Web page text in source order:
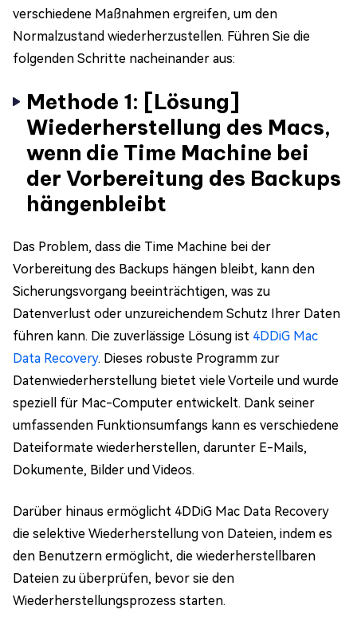
verschiedene Maßnahmen ergreifen, um den
Normalzustand wiederherzustellen. Führen Sie die
folgenden Schritte nacheinander aus:
Methode 1: [Lösung]
Wiederherstellung des Macs,
wenn die Time Machine bei
der Vorbereitung des Backups
hängenbleibt
Das Problem, dass die Time Machine bei der
Vorbereitung des Backups hängen bleibt, kann den
Sicherungsvorgang beeinträchtigen, was zu
Datenverlust oder unzureichendem Schutz Ihrer Daten
führen kann. Die zuverlässige Lösung ist 4DDiG Mac
Data Recovery. Dieses robuste Programm zur
Datenwiederherstellung bietet viele Vorteile und wurde
speziell für Mac-Computer entwickelt. Dank seiner
umfassenden Funktionsumfangs kann es verschiedene
Dateiformate wiederherstellen, darunter E-Mails,
Dokumente, Bilder und Videos.
Darüber hinaus ermöglicht 4DDiG Mac Data Recovery
die selektive Wiederherstellung von Dateien, indem es
den Benutzern ermöglicht, die wiederherstellbaren
Dateien zu überprüfen, bevor sie den
Wiederherstellungsprozess starten.